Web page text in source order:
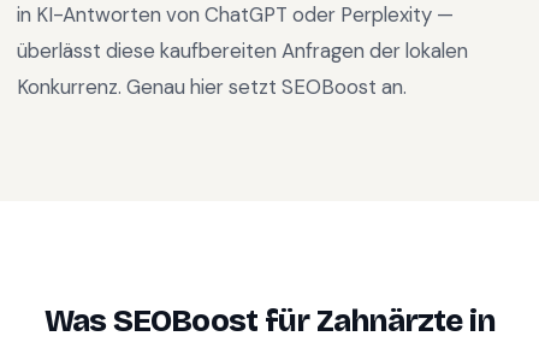
in KI-Antworten von ChatGPT oder Perplexity —
überlässt diese kaufbereiten Anfragen der lokalen
Konkurrenz. Genau hier setzt SEOBoost an.
Was SEOBoost fürZahnärztein